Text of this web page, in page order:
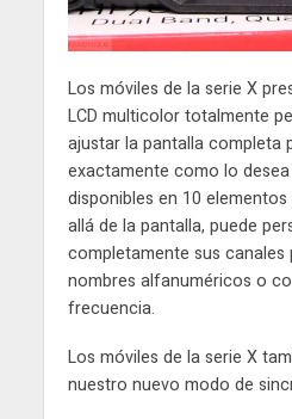
Los móviles de la serie X
LCD multicolor totalmente
ajustar la pantalla completa
exactamente como lo
disponibles en 10
allá de la pantalla, puede
completamente sus canales
nombres alfanuméricos o
frecuencia.
Los móviles de la serie X
nuestro nuevo modo de